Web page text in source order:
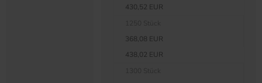
430,52 EUR
368,08 EUR
438,02 EUR